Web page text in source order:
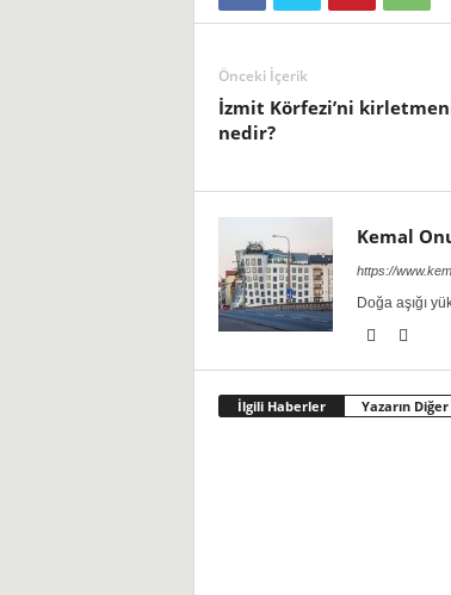
Önceki İçerik
İzmit Körfezi’ni
nedir?
Kemal
https://
Doğa aşığı
İlgili Haberler Yazarın